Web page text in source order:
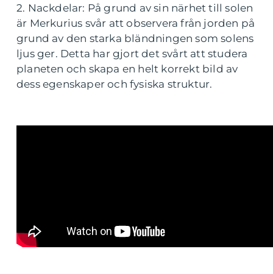
2. Nackdelar: På grund av sin närhet till solen
är Merkurius svår att observera från jorden på
grund av den starka bländningen som solens
ljus ger. Detta har gjort det svårt att studera
planeten och skapa en helt korrekt bild av
dess egenskaper och fysiska struktur.